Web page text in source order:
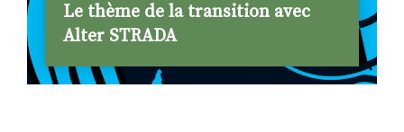
Le thème de la transition avec
Alter STRADA